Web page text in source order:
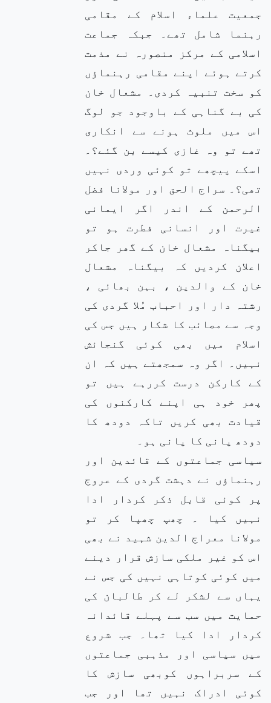
جمعیت علماء اسلام کے مقامی
رہنما شامل تھے۔ جبکہ جماعت
اسلامی کے مرکز منصورہ نے مذمت
کرتے ہوئے اپنے مقامی رہنماؤں
کو سخت تنبیہ کردی۔ مشعال خان
کی بے گناہی کے باوجود جو لوگ
اس میں ملوث ہونے سے انکاری
تھے تو وہ غازی کیسے بن گئے؟۔
اسکے پیچھے تو کوئی وردی نہیں
تھی؟۔ سراج الحق اور مولانا فضل
الرحمن کے اندر اگر ایمانی
غیرت اور انسانی فطرت ہو تو
بیگناہ مشعال خان کے گھر جاکر
اعلان کردیں کہ بیگناہ مشعال
خان کے والدین ، بہن بھائی ،
رشتہ دار اور احباب مُلا گردی کی
وجہ سے مصائب کا شکار ہیں جس کی
اسلام میں بھی کوئی گنجائش
نہیں۔ اگر وہ سمجھتے ہیں کہ ان
کے کارکن درست کررہے ہیں تو
پھر خود ہی اپنے کارکنوں کی
قیادت بھی کریں تاکہ دودھ کا
دودھ پانی کا پانی ہو۔
سیاسی جماعتوں کے قائدین اور
رہنماؤں نے دہشت گردی کے عروج
پر کوئی قابل ذکر کردار ادا
نہیں کیا ۔ چھپ چھپا کر تو
مولانا معراج الدین شہید نے بھی
اس کو غیر ملکی سازش قرار دینے
میں کوئی کوتاہی نہیں کی جس نے
یہاں سے لشکر لے کر طالبان کی
حمایت میں سب سے پہلے قائدانہ
کردار ادا کیا تھا۔ جب شروع
میں سیاسی اور مذہبی جماعتوں
کے سربراہوں کوبھی سازش کا
کوئی ادراک نہیں تھا اور جب